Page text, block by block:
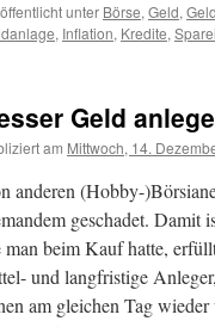
unter Börse, Geld,
, Inflation, Kredite,
Geld
am Mittwoch, 14.
anderen (Hobby-
geschadet. Damit
man beim Kauf hatte,
und langfristige
am gleichen Tag